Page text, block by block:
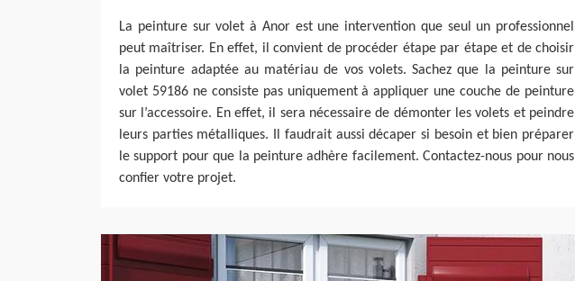
La peinture sur volet à Anor est une intervention que seul un professionnel
peut maîtriser. En effet, il convient de procéder étape par étape et de choisir
la peinture adaptée au matériau de vos volets. Sachez que la peinture sur
volet 59186 ne consiste pas uniquement à appliquer une couche de peinture
sur l’accessoire. En effet, il sera nécessaire de démonter les volets et peindre
leurs parties métalliques. Il faudrait aussi décaper si besoin et bien préparer
le support pour que la peinture adhère facilement. Contactez-nous pour nous
confier votre projet.